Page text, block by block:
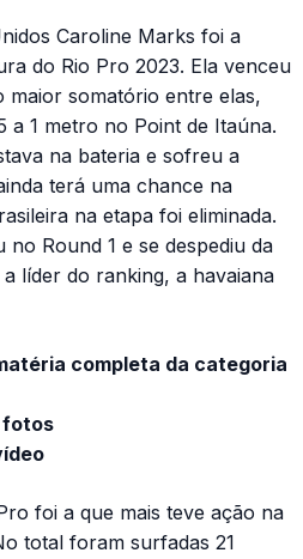
Caroline Marks foi a
do Rio Pro 2023. Ela venceu
maior somatório entre elas,
a 1 metro no Point de Itaúna.
na bateria e sofreu a
terá uma chance na
na etapa foi eliminada.
no Round 1 e se despediu da
líder do ranking, a havaiana
completa da categoria
fotos
foi a que mais teve ação na
total foram surfadas 21